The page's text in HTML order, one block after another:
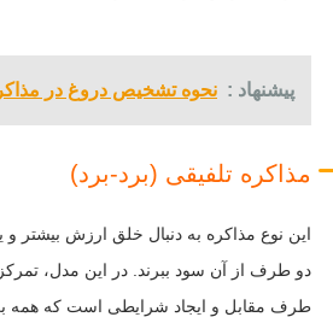
پیشنهاد : نحوه تشخیص دروغ در
مذاکره تلفیقی (برد-برد)
این نوع مذاکره به دنبال خلق ارزش بیشتر
دو طرف از آن سود ببرند. در این مدل،
طرف مقابل و ایجاد شرایطی است که همه